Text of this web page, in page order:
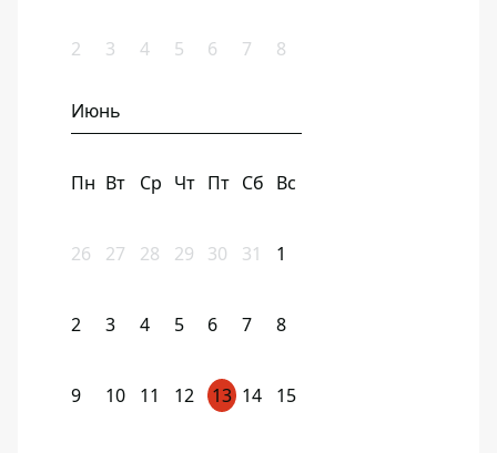
2 3 4 5 6 7 8
Июнь
Пн Вт Ср Чт Пт Сб Вс
26 27 28 29 30 31 1
2 3 4 5 6 7 8
9 10 11 12 13 14 15